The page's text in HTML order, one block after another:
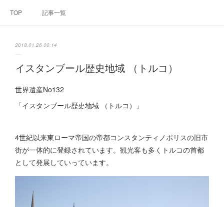
TOP 記事一覧
2018.01.26 00:14
イスタンブール歴史地域 （トルコ）
世界遺産No132
「イスタンブール歴史地域 （トルコ）」
4世紀以来東ローマ帝国の帝都コンスタンティノポリスの旧市
街が一体的に登録されています。観光客も多くトルコの首都
として発展していっています。